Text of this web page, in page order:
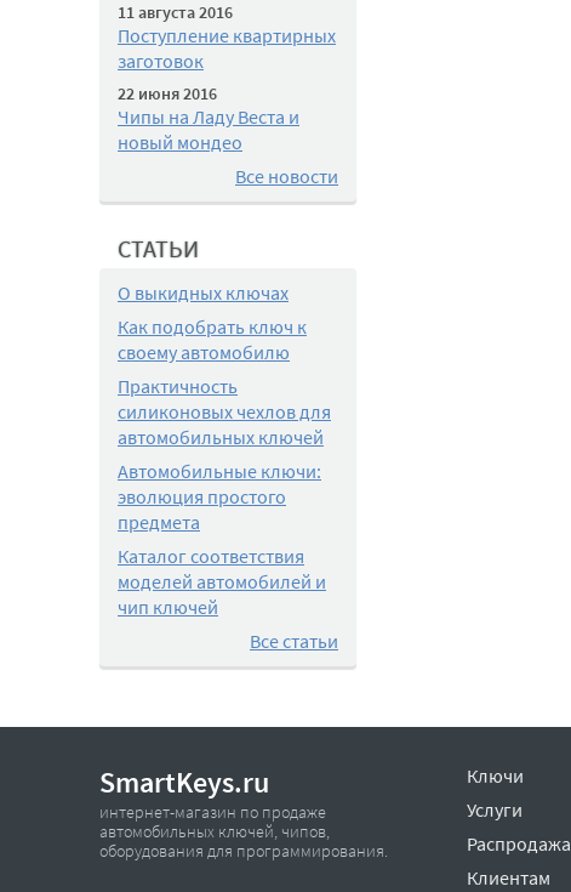
11 августа 2016
Поступление квартирных
заготовок
22 июня 2016
Чипы на Ладу Веста и
новый мондео
Все новости
СТАТЬИ
О выкидных ключах
Как подобрать ключ к
своему автомобилю
Практичность
силиконовых чехлов для
автомобильных ключей
Автомобильные ключи:
эволюция простого
предмета
Каталог соответствия
моделей автомобилей и
чип ключей
Все статьи
SmartKeys.ru
интернет-магазин по продаже
автомобильных ключей, чипов,
оборудования для программирования.
Ключи
Услуги
Распродажа
Клиентам